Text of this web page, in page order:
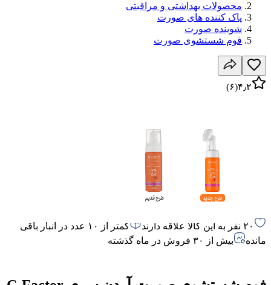
محصولات بهداشتی و مراقبتی
پاک کننده های صورت
شوینده صورت
فوم شستشوی صورت
۴٫۲(۶)
۲۰ نفر به این کالا علاقه دارند
کمتر از ۱۰ عدد در انبار باقی
مانده
بیش از ۳۰ فروش در ماه گذشته